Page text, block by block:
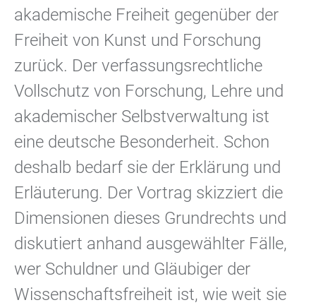
akademische Freiheit gegenüber der
Freiheit von Kunst und Forschung
zurück. Der verfassungsrechtliche
Vollschutz von Forschung, Lehre und
akademischer Selbstverwaltung ist
eine deutsche Besonderheit. Schon
deshalb bedarf sie der Erklärung und
Erläuterung. Der Vortrag skizziert die
Dimensionen dieses Grundrechts und
diskutiert anhand ausgewählter Fälle,
wer Schuldner und Gläubiger der
Wissenschaftsfreiheit ist, wie weit sie